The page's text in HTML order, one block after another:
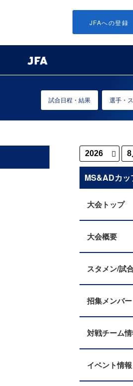
JFAへの登録
試合日程・結果 選手・
MS&ADカッ
大会トップ
大会概要
スタメン/試
招集メンバー
対戦チーム
イベント情報